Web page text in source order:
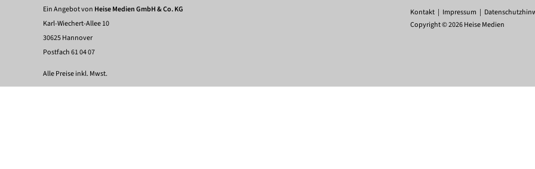
Kontakt Impressum
Copyright © 2026 Heise Medien
Ein Angebot von Heise Medien GmbH & Co. KG
Karl-Wiechert-Allee 10
30625 Hannover
Postfach 61 04 07
Alle Preise inkl. Mwst.